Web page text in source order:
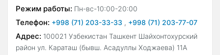
Режим работы: Пн-вс-10:00-20:00
Телефон: +998 (71) 203-33-33 , +998 (71) 203-77-07
Адрес: 100021 Узбекистан Ташкент Шайхонтохурский
район ул. Караташ (бывш. Асадуллы Ходжаева) 11А